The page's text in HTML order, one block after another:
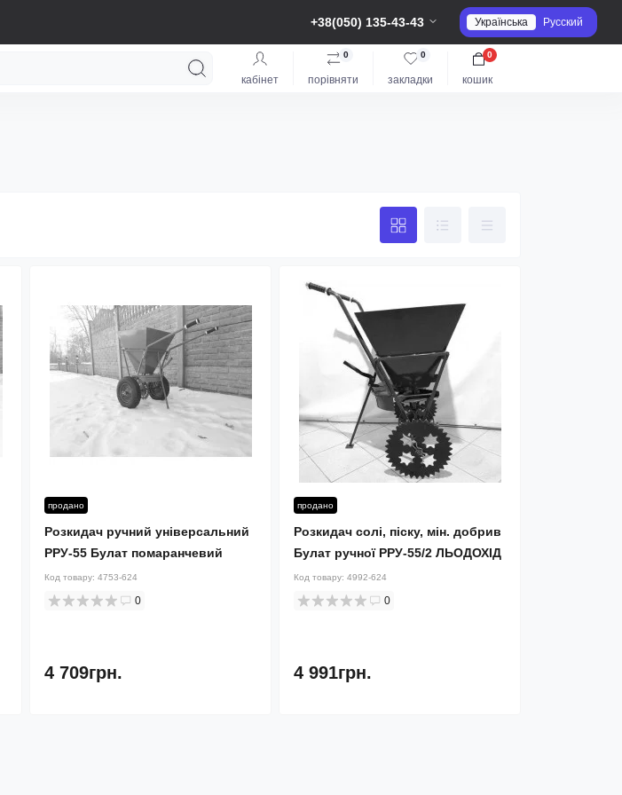
+38(050) 135-43-43 Українська Русский
кабінет порівняти
0
закладки
0
кошик
0
продано
Розкидач ручний універсальний
РРУ-55 Булат помаранчевий
Код товару: 4753-624
0
4 709грн.
продано
Розкидач солі, піску, мін. добрив
Булат ручної РРУ-55/2 ЛЬОДОХІД
Код товару: 4992-624
0
4 991грн.